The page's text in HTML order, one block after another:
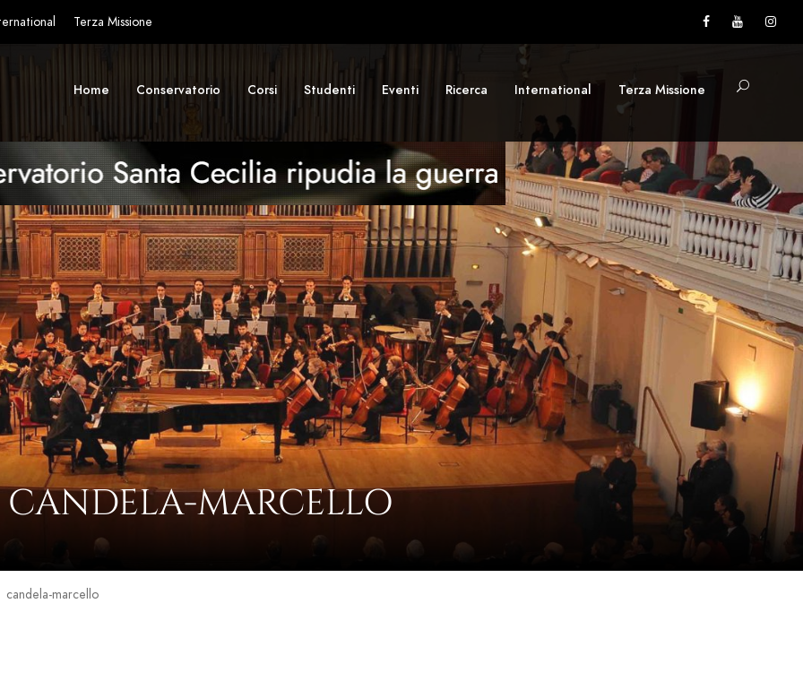
Terza Missione
Home Conservatorio Corsi Studenti Eventi Ricerca International Terza Missione
CANDELA-MARCELLO
candela-marcello